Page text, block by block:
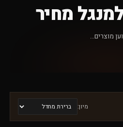
מחיר
מוצרים...
מיון: